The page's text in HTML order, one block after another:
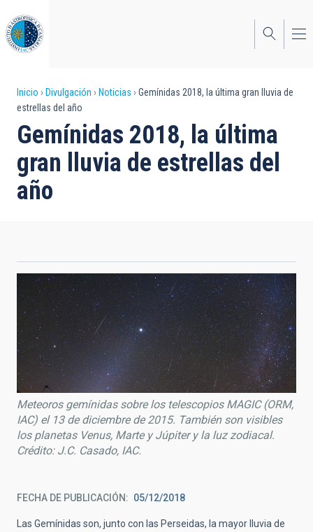
al
contenido
principal
Sobrescribir
enlaces
de
ayuda
a
Inicio Divulgación Noticias
Gemínidas 2018, la última gran lluvia de
estrellas del año
Gemínidas 2018, la última
gran lluvia de estrellas del
año
Meteoros gemínidas sobre los telescopios MAGIC (ORM,
IAC) el 13 de diciembre de 2015. También son visibles
los planetas Venus, Marte y Júpiter y la luz zodiacal.
Crédito: J.C. Casado, IAC.
FECHA DE PUBLICACIÓN 05/12/2018
Las Gemínidas son, junto con las Perseidas, la mayor lluvia de